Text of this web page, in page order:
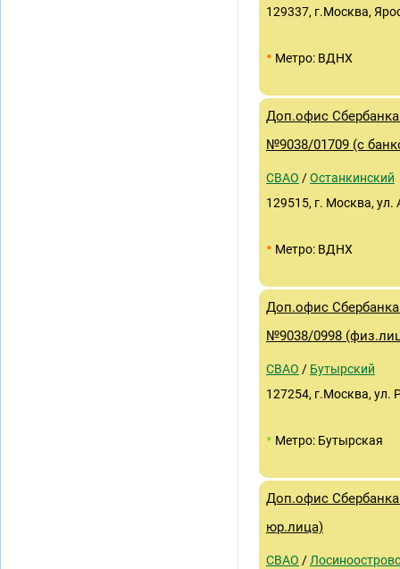
129337, г.Москва,
• Метро: ВДНХ
Доп.офис
№9038/01709 (с
СВАО /Останкинский
129515, г. Москва,
• Метро: ВДНХ
Доп.офис
№9038/0998
СВАО / Бутырский
127254, г.Москва, ул.
• Метро: Бутырская
Доп.офис
юр.лица)
СВАО /